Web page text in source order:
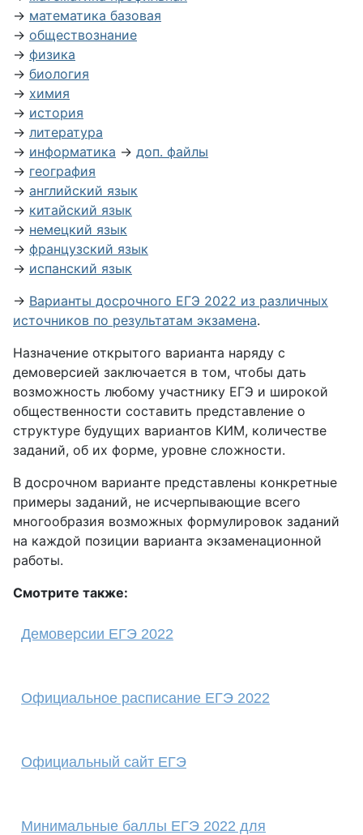
→ математика базовая
→ обществознание
→ физика
→ биология
→ химия
→ история
→ литература
→ информатика → доп. файлы
→ география
→ английский язык
→ китайский язык
→ немецкий язык
→ французский язык
→ испанский язык
→ Варианты досрочного ЕГЭ 2022 из различных
источников по результатам экзамена.
Назначение открытого варианта наряду с
демоверсией заключается в том, чтобы дать
возможность любому участнику ЕГЭ и широкой
общественности составить представление о
структуре будущих вариантов КИМ, количестве
заданий, об их форме, уровне сложности.
В досрочном варианте представлены конкретные
примеры заданий, не исчерпывающие всего
многообразия возможных формулировок заданий
на каждой позиции варианта экзаменационной
работы.
Смотрите также:
Демоверсии ЕГЭ 2022
Официальное расписание ЕГЭ 2022
Официальный сайт ЕГЭ
Минимальные баллы ЕГЭ 2022 для